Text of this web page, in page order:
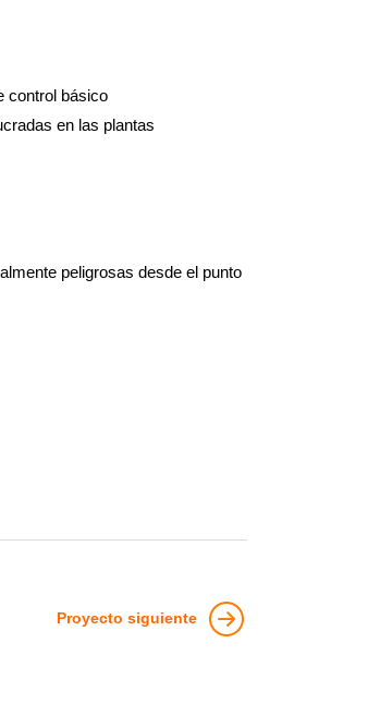
control básico
en las plantas
peligrosas desde el punto
Proyecto siguiente